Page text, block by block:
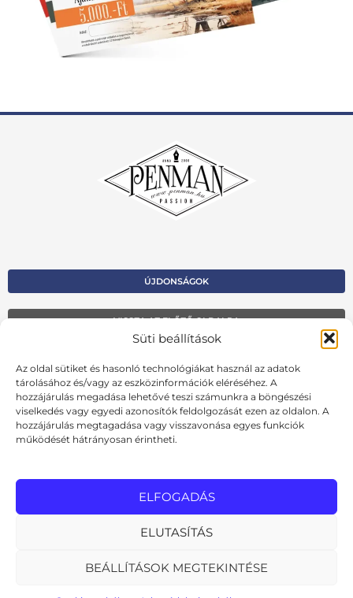
Süti beállítások
Az oldal sütiket és hasonló technológiákat használ az adatok
tárolásához és/vagy az eszközinformációk eléréséhez. A
hozzájárulás megadása lehetővé teszi számunkra a böngészési
viselkedés vagy egyedi azonosítók feldolgozását ezen az oldalon. A
hozzájárulás megtagadása vagy visszavonása egyes funkciók
működését hátrányosan érintheti.
ELFOGADÁS
ELUTASÍTÁS
BEÁLLÍTÁSOK MEGTEKINTÉSE
ÚJDONSÁGOK
VISSZA AZ ELŐZŐ OLDALRA
Kosár
Fiók
Adatvédelmi szabályzat
Cookie szabályzat
MInden jog fenntartva